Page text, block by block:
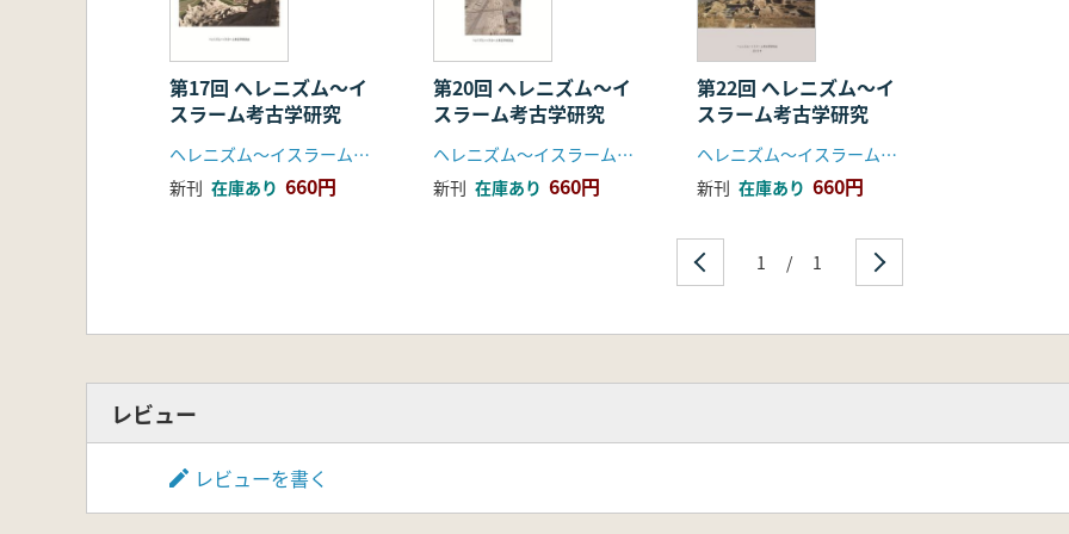
堀岡晴美 「初期王朝期マリにおけるイナンナ/イシュタル女神を祀る神殿」
春田晴郎 「MIHO MUSEUM所蔵鶏を銜える山猫形リュトンの銘文」
濱崎一志、西藤清秀、石川慎治 「パルミラ遺跡北墓地129-b号墓の建築学的研究2012」
辻成史 「ゲミレル島におけるHodology」
宮下佐江子 「パルミラ美術にみられる神々」
長谷川奏、惠多谷雅弘、春山成子 「エジプト西方デルタ調査―2010～11年度の調査概要と成果―」
四日市康博 「モンゴル時代のペルシャ湾西北岸における交易ルートと中国陶磁」
深見奈緒子 「10世紀、アンダルシアのアーチネットの建築史的考察」
岡田保良 「ヘレニズム-ロ-マ期の石造組積術 (2) - 城壁・擁壁の組積 -」
第17回 へレニズム〜イ
スラーム考古学研究
ヘレニズム〜イスラーム考古学研究会
新刊 在庫あり 660円
第20回 へレニズム〜イ
スラーム考古学研究
ヘレニズム〜イスラーム考古学研究会
新刊 在庫あり 660円
第22回 へレニズム〜イ
スラーム考古学研究
ヘレニズム〜イスラーム考古学研究会
新刊 在庫あり 660円
1 / 1
レビュー
レビューを書く